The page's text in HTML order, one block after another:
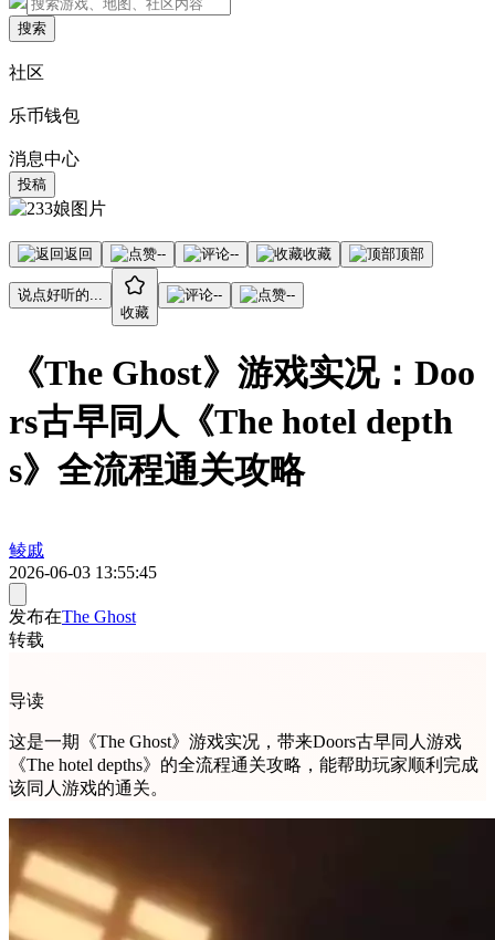
搜索
社区
乐币钱包
消息中心
投稿
返回 -- -- 收藏 顶部
说点好听的...
收藏
-- --
《The Ghost》游戏实况：Doo
rs古早同人《The hotel depth
s》全流程通关攻略
鲮戚
2026-06-03 13:55:45
发布在The Ghost
转载
导读
这是一期《The Ghost》游戏实况，带来Doors古早同人游戏
《The hotel depths》的全流程通关攻略，能帮助玩家顺利完成
该同人游戏的通关。